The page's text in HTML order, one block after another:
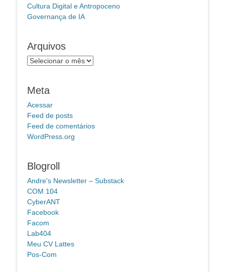
Cultura Digital e Antropoceno
Governança de IA
Arquivos
Arquivos
Meta
Acessar
Feed de posts
Feed de comentários
WordPress.org
Blogroll
Andre's Newsletter – Substack
COM 104
CyberANT
Facebook
Facom
Lab404
Meu CV Lattes
Pos-Com